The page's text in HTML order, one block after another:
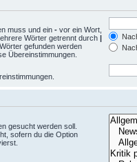
muss und ein - vor ein Wort,
Wörter getrennt durch |
gefunden werden
Übereinstimmungen.
gesucht werden soll.
sofern du die Option